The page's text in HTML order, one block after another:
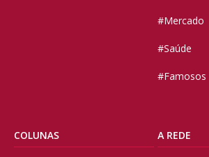
#Mercado
#Saúde
#Famosos
COLUNAS A REDE